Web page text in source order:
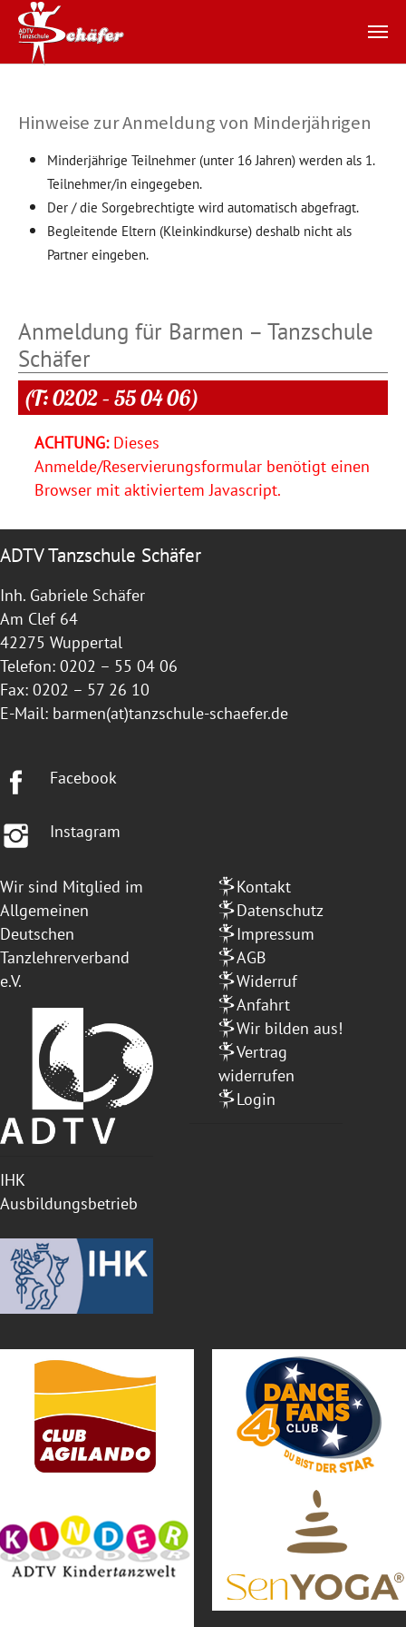
Hinweise zur Anmeldung von Minderjährigen
Minderjährige Teilnehmer (unter 16 Jahren) werden als 1.
Teilnehmer/in eingegeben.
Der / die Sorgebrechtigte wird automatisch abgefragt.
Begleitende Eltern (Kleinkindkurse) deshalb nicht als
Partner eingeben.
Anmeldung für Barmen – Tanzschule
Schäfer
(T: 0202 – 55 04 06)
ACHTUNG:Dieses
Anmelde/Reservierungsformular benötigt einen
Browser mit aktiviertem Javascript.
ADTV Tanzschule Schäfer
Inh. Gabriele Schäfer
Am Clef 64
42275 Wuppertal
Telefon: 0202 – 55 04 06
Fax: 0202 – 57 26 10
E-Mail: barmen(at)tanzschule-schaefer.de
Facebook
Instagram
Wir sind Mitglied im
Allgemeinen
Deutschen
Tanzlehrerverband
e.V.
IHK
Ausbildungsbetrieb
Kontakt
Datenschutz
Impressum
AGB
Widerruf
Anfahrt
Wir bilden aus!
Vertrag
widerrufen
Login